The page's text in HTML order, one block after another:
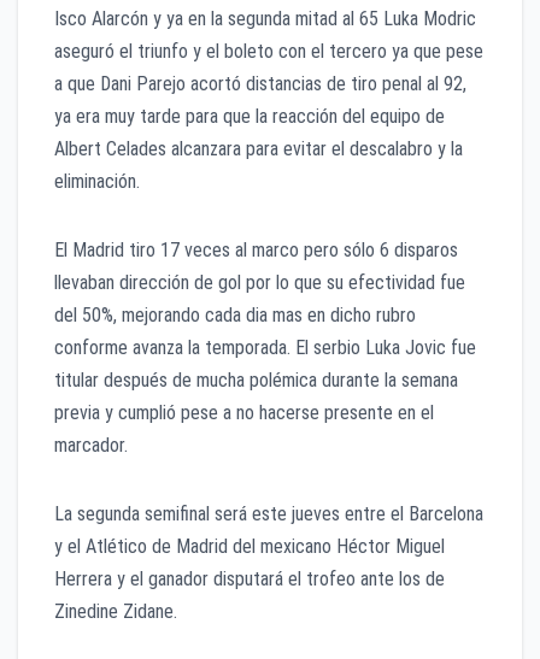
Isco Alarcón y ya en la segunda mitad al 65 Luka Modric
aseguró el triunfo y el boleto con el tercero ya que pese
a que Dani Parejo acortó distancias de tiro penal al 92,
ya era muy tarde para que la reacción del equipo de
Albert Celades alcanzara para evitar el descalabro y la
eliminación.
El Madrid tiro 17 veces al marco pero sólo 6 disparos
llevaban dirección de gol por lo que su efectividad fue
del 50%, mejorando cada dia mas en dicho rubro
conforme avanza la temporada. El serbio Luka Jovic fue
titular después de mucha polémica durante la semana
previa y cumplió pese a no hacerse presente en el
marcador.
La segunda semifinal será este jueves entre el Barcelona
y el Atlético de Madrid del mexicano Héctor Miguel
Herrera y el ganador disputará el trofeo ante los de
Zinedine Zidane.